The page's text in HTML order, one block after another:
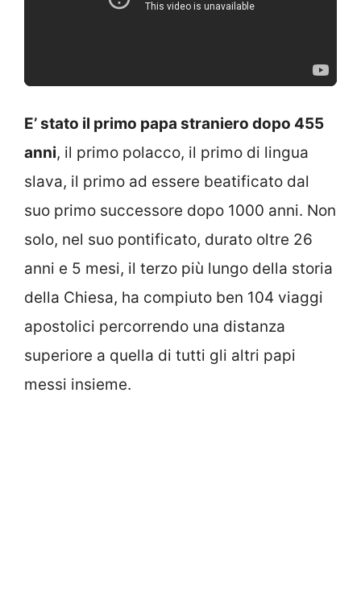
E’ stato il primo papa straniero dopo 455
anni, il primo polacco, il primo di lingua
slava, il primo ad essere beatificato dal
suo primo successore dopo 1000 anni. Non
solo, nel suo pontificato, durato oltre 26
anni e 5 mesi, il terzo più lungo della storia
della Chiesa, ha compiuto ben 104 viaggi
apostolici percorrendo una distanza
superiore a quella di tutti gli altri papi
messi insieme.